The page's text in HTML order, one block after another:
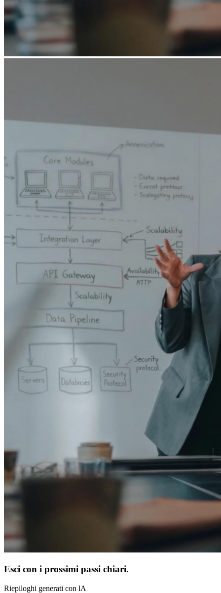
Esci con i prossimi passi chiari.
Riepiloghi generati con lA